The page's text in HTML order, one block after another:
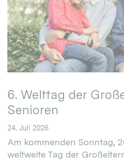
6. Welttag der
Senioren
24. Juli 2026
Am kommenden Sonntag,
weltweite Tag der